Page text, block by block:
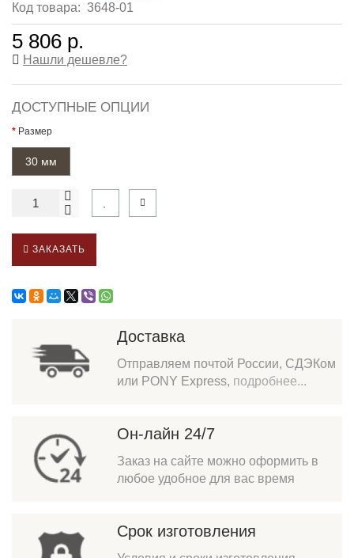
Код товара: 3648-01
5 806 р.
Нашли дешевле?
ДОСТУПНЫЕ ОПЦИИ
Размер
30 мм
ЗАКАЗАТЬ
Доставка
Отправляем почтой России, СДЭКом
или PONY Express, подробнее...
Он-лайн 24/7
Заказ на сайте можно оформить в
любое удобное для вас время
Срок изготовления